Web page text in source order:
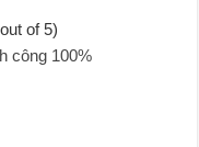
of 5)
công 100%